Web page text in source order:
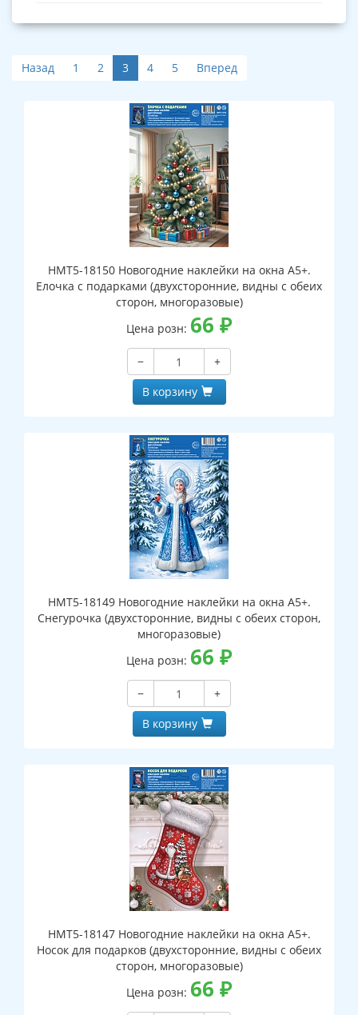
Назад 1 2 3 4 5 Вперед
НМТ5-18150 Новогодние наклейки на окна А5+.
Елочка с подарками (двухсторонние, видны с обеих
сторон, многоразовые)
Цена розн: 66 ₽
−
+
В корзину
НМТ5-18149 Новогодние наклейки на окна А5+.
Снегурочка (двухсторонние, видны с обеих сторон,
многоразовые)
Цена розн: 66 ₽
−
+
В корзину
НМТ5-18147 Новогодние наклейки на окна А5+.
Носок для подарков (двухсторонние, видны с обеих
сторон, многоразовые)
Цена розн: 66 ₽